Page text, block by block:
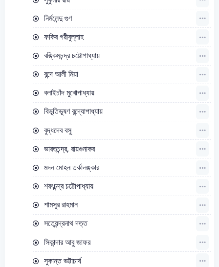
নির্মলেন্দু গুণ
ফকির গরীবুল্লাহ
বঙ্কিমচন্দ্র চট্টোপাধ্যায়
বন্দে আলী মিয়া
বলাইচাঁদ মুখোপাধ্যায়
বিভূতিভূষণ বন্দ্যোপাধ্যায়
বুদ্ধদেব বসু
ভারতচন্দ্র, রায়গুনাকর
মদন মোহন তর্কালঙ্কার
শরৎচন্দ্র চট্টোপাধ্যায়
শামসুর রাহমান
সত্যেন্দ্রনাথ দত্ত
সিকান্দার আবু জাফর
সুকান্ত ভট্টাচার্য